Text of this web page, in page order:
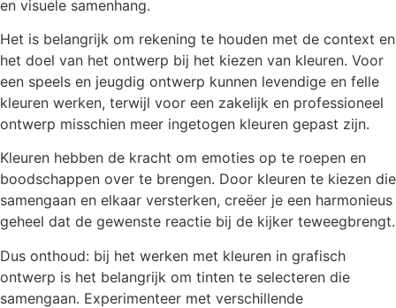
en visuele samenhang.
Het is belangrijk om rekening te houden met de context en
het doel van het ontwerp bij het kiezen van kleuren. Voor
een speels en jeugdig ontwerp kunnen levendige en felle
kleuren werken, terwijl voor een zakelijk en professioneel
ontwerp misschien meer ingetogen kleuren gepast zijn.
Kleuren hebben de kracht om emoties op te roepen en
boodschappen over te brengen. Door kleuren te kiezen die
samengaan en elkaar versterken, creëer je een harmonieus
geheel dat de gewenste reactie bij de kijker teweegbrengt.
Dus onthoud: bij het werken met kleuren in grafisch
ontwerp is het belangrijk om tinten te selecteren die
samengaan. Experimenteer met verschillende